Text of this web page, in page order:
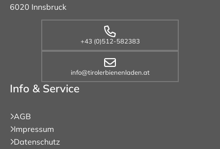
6020 Innsbruck
+43 (0)512-582383
info@tirolerbienenladen.at
Info & Service
AGB
Impressum
Datenschutz